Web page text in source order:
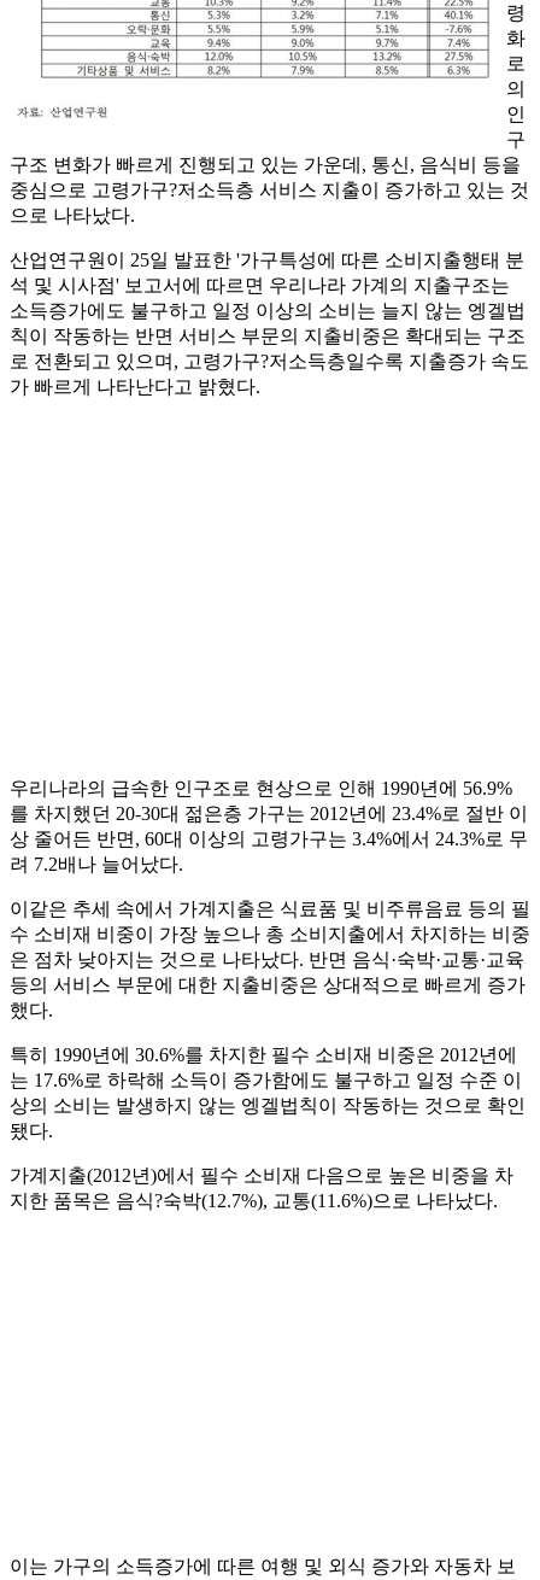
령
화
로
의
인
구
구조 변화가 빠르게 진행되고 있는 가운데, 통신, 음식비 등을
중심으로 고령가구?저소득층 서비스 지출이 증가하고 있는 것
으로 나타났다.
산업연구원이 25일 발표한 '가구특성에 따른 소비지출행태 분
석 및 시사점' 보고서에 따르면 우리나라 가계의 지출구조는
소득증가에도 불구하고 일정 이상의 소비는 늘지 않는 엥겔법
칙이 작동하는 반면 서비스 부문의 지출비중은 확대되는 구조
로 전환되고 있으며, 고령가구?저소득층일수록 지출증가 속도
가 빠르게 나타난다고 밝혔다.
우리나라의 급속한 인구조로 현상으로 인해 1990년에 56.9%
를 차지했던 20-30대 젊은층 가구는 2012년에 23.4%로 절반 이
상 줄어든 반면, 60대 이상의 고령가구는 3.4%에서 24.3%로 무
려 7.2배나 늘어났다.
이같은 추세 속에서 가계지출은 식료품 및 비주류음료 등의 필
수 소비재 비중이 가장 높으나 총 소비지출에서 차지하는 비중
은 점차 낮아지는 것으로 나타났다. 반면 음식·숙박·교통·교육
등의 서비스 부문에 대한 지출비중은 상대적으로 빠르게 증가
했다.
특히 1990년에 30.6%를 차지한 필수 소비재 비중은 2012년에
는 17.6%로 하락해 소득이 증가함에도 불구하고 일정 수준 이
상의 소비는 발생하지 않는 엥겔법칙이 작동하는 것으로 확인
됐다.
가계지출(2012년)에서 필수 소비재 다음으로 높은 비중을 차
지한 품목은 음식?숙박(12.7%), 교통(11.6%)으로 나타났다.
이는 가구의 소득증가에 따른 여행 및 외식 증가와 자동차 보